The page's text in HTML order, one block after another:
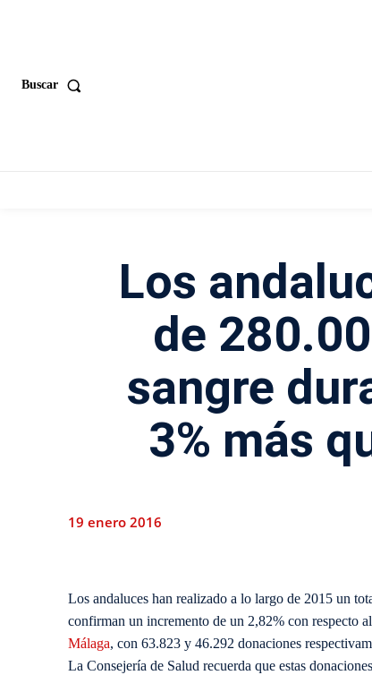
Buscar
Los
de
sangre
3% más
19 enero 2016
Los andaluces han realizado a lo largo de 2015 un
confirman un incremento de un 2,82% con respecto
Málaga, con 63.823 y 46.292 donaciones
La Consejería de Salud recuerda que estas